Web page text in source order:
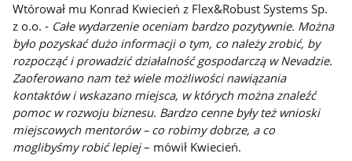
Wtórował mu Konrad Kwiecień z Flex&Robust Systems Sp.
z o.o. - Całe wydarzenie oceniam bardzo pozytywnie. Można
było pozyskać dużo informacji o tym, co należy zrobić, by
rozpocząć i prowadzić działalność gospodarczą w Nevadzie.
Zaoferowano nam też wiele możliwości nawiązania
kontaktów i wskazano miejsca, w których można znaleźć
pomoc w rozwoju biznesu. Bardzo cenne były też wnioski
miejscowych mentorów – co robimy dobrze, a co
moglibyśmy robić lepiej– mówił Kwiecień.